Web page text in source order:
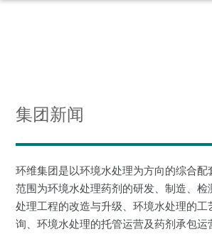
集团新闻
环维集团是以环境水处理为方向的综合配
范围为环境水处理药剂的研发、制造、检
处理工程的改造与升级、环境水处理的工
询、环境水处理的托管运营及药剂承包运